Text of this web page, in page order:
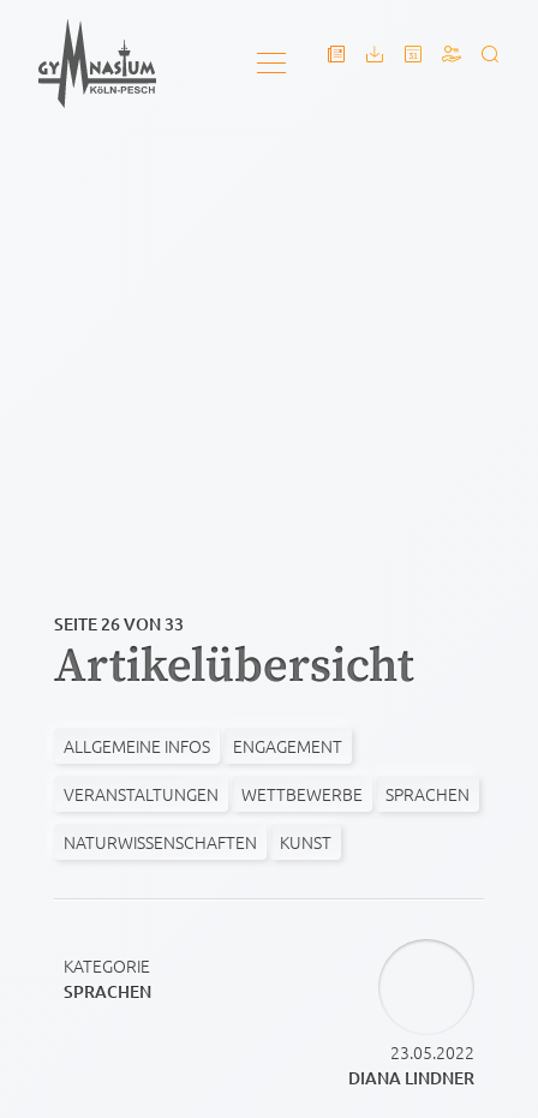
SEITE 26 VON 33
Artikelübersicht
ALLGEMEINE INFOS
ENGAGEMENT
VERANSTALTUNGEN
WETTBEWERBE
SPRACHEN
NATURWISSENSCHAFTEN
KUNST
KATEGORIE
SPRACHEN
23.05.2022
DIANA LINDNER